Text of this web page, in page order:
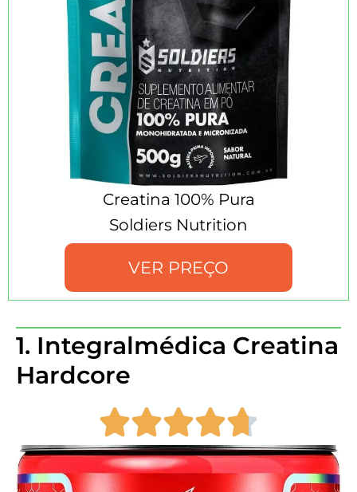
Creatina 100% Pura
Soldiers Nutrition
VER PREÇO
1. Integralmédica Creatina
Hardcore